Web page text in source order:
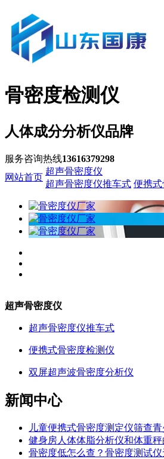
骨密度检测仪
人体成分分析仪品牌
服务咨询热线13616379298
网站首页
超声骨密度仪
超声骨密度仪推车式 便携
超声骨密度仪
超声骨密度仪推车式
便携式骨密度检测仪
双屏超声波骨密度分析仪
新闻中心
儿童便携式骨密度测定仪筛查
健身房人体体脂分析仪和体重
骨密度低怎么查？骨密度测试